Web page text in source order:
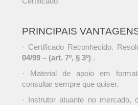
PRINCIPAIS
· Certificado Reconhecido.
04/99 – (art. 7º, § 3º) .
· Material de apoio em
consultar sempre que quiser.
· Instrutor atuante no mercado,